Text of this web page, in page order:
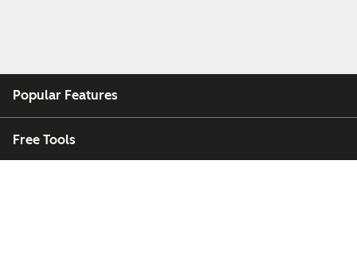
Popular Features
Free Tools